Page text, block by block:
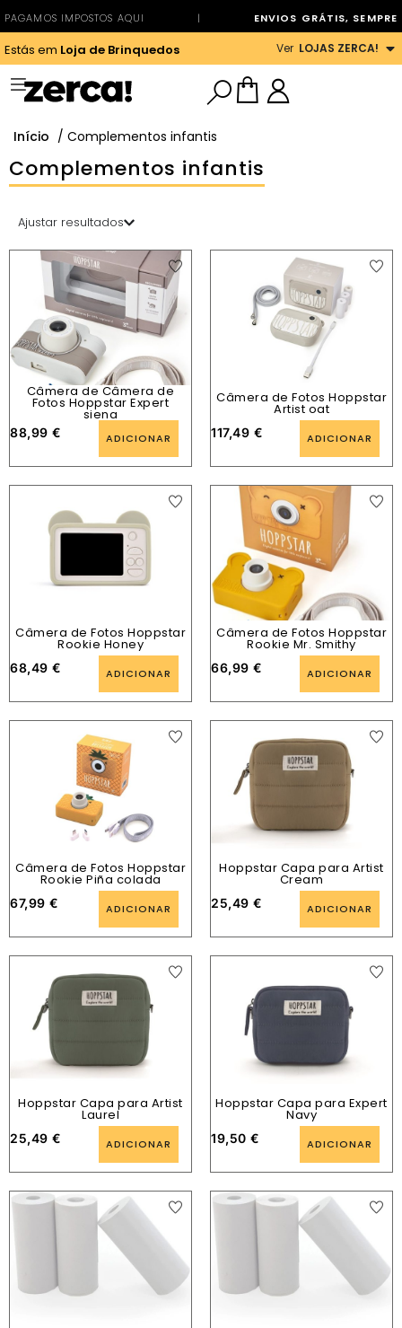
PAGAMOS IMPOSTOS AQUI | ENVIOS GRÁTIS, SEMPRE
Estás em Loja de Brinquedos Ver LOJAS ZERCA!
Início / Complementos infantis
Complementos infantis
Ajustar resultados
Câmera de Câmera de
Fotos Hoppstar Expert
siena
88,99 € ADICIONAR
Câmera de Fotos Hoppstar
Artist oat
117,49 € ADICIONAR
Câmera de Fotos Hoppstar
Rookie Honey
68,49 € ADICIONAR
Câmera de Fotos Hoppstar
Rookie Mr. Smithy
66,99 € ADICIONAR
Câmera de Fotos Hoppstar
Rookie Piña colada
67,99 € ADICIONAR
Hoppstar Capa para Artist
Cream
25,49 € ADICIONAR
Hoppstar Capa para Artist
Laurel
25,49 € ADICIONAR
Hoppstar Capa para Expert
Navy
19,50 € ADICIONAR